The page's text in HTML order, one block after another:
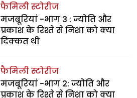
फैमिली स्टोरीज
मजबूरियां -भाग 3 : ज्योति और
प्रकाश के रिश्ते से निशा को क्या
दिक्कत थी
फैमिली स्टोरीज
मजबूरियां -भाग 2: ज्योति और
प्रकाश के रिश्ते से निशा को क्या